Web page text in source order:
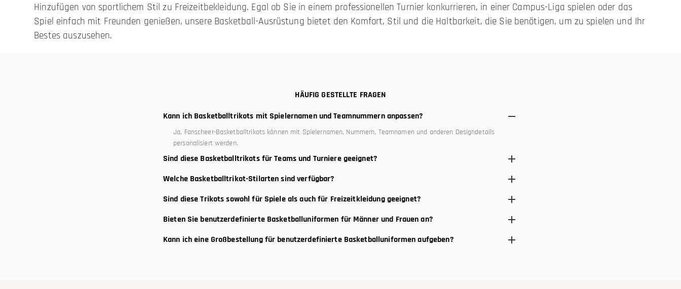
Hinzufügen von sportlichem Stil zu Freizeitbekleidung. Egal ob Sie in einem professionellen Turnier konkurrieren, in einer Campus-Liga spielen oder das
Spiel einfach mit Freunden genießen, unsere Basketball-Ausrüstung bietet den Komfort, Stil und die Haltbarkeit, die Sie benötigen, um zu spielen und Ihr
Bestes auszusehen.
HÄUFIG GESTELLTE FRAGEN
Kann ich Basketballtrikots mit Spielernamen und Teamnummern anpassen?
Ja. Fanscheer-Basketballtrikots können mit Spielernamen, Nummern, Teamnamen und anderen Designdetails
personalisiert werden.
Sind diese Basketballtrikots für Teams und Turniere geeignet?
Ja. Unsere benutzerdefinierten Basketballtrikots eignen sich für Teams, Schulwettkämpfe, Turniere,
Welche Basketballtrikot-Stilarten sind verfügbar?
Die Basketballkategorie umfasst authentisch inspirierte Trikots, Throwback-Basketballtrikots, Nadelstreifen-Stile und
Sind diese Trikots sowohl für Spiele als auch für Freizeitkleidung geeignet?
Ja. Viele Basketballtrikots in dieser Kategorie eignen sich gut für On-Court-Performance, Teamevent, Fanwear und
Bieten Sie benutzerdefinierte Basketballuniformen für Männer und Frauen an?
Ja. Fanscheer bietet Basketballtrikot-Optionen an, die für Männer, Frauen und gemischte Teamnutzung geeignet
Kann ich eine Großbestellung für benutzerdefinierte Basketballuniformen aufgeben?